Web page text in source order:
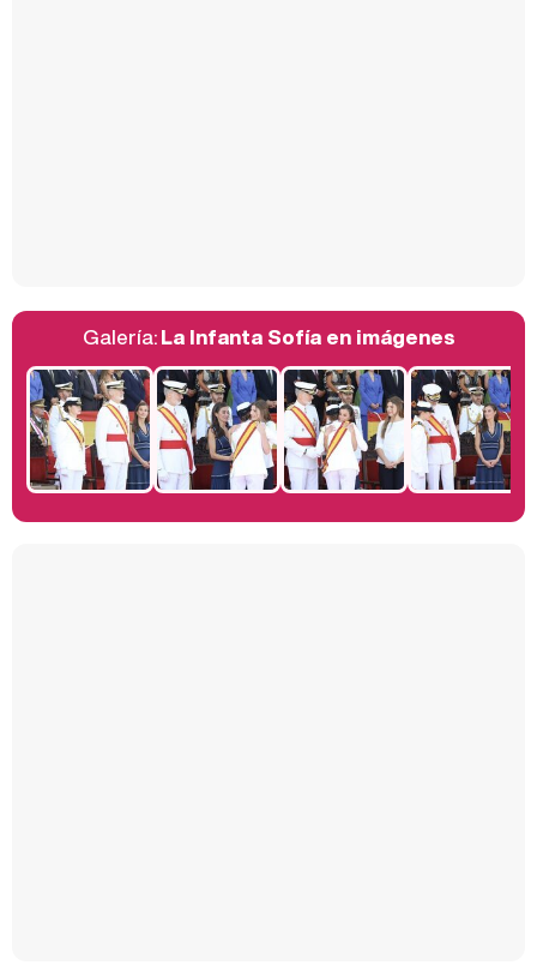
Manu Baqueiro: "Tuve como referente a Bruce Willis en 'Luz de Luna' para mi trabajo en la serie 'Perdiendo el juicio'"
Galería:La Infanta Sofía en imágenes